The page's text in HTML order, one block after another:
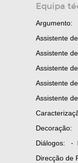
Equipa
Argumento:
Assistente
Assistente
Assistente
Assistente
Assistente
Decoração:
Diálogos: ·
Direcção de